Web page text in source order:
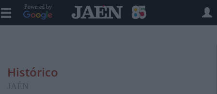
Powered by
Histórico
JAÉN